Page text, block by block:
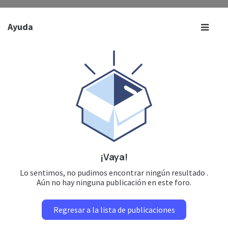
Ayuda
¡Vaya!
Lo sentimos, no pudimos encontrar ningún resultado .
Aún no hay ninguna publicación en este foro.
Regresar a la lista de publicaciones